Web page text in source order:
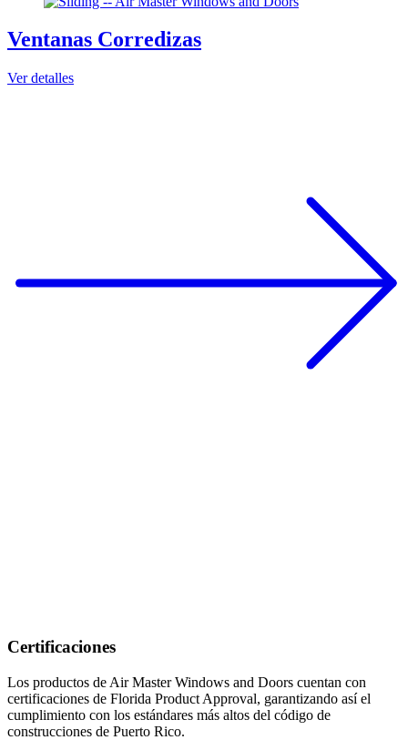
Ventanas Corredizas
Ver detalles
Certificaciones
Los productos de Air Master Windows and Doors cuentan con
certificaciones de Florida Product Approval, garantizando así el
cumplimiento con los estándares más altos del código de
construcciones de Puerto Rico.